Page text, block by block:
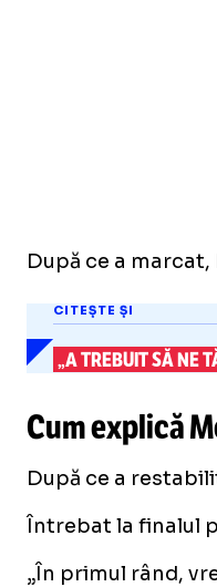
După ce a
CITEȘTE ȘI
„A TREBUIT SĂ NE
Cum explică
După ce a
Întrebat la finalul
„În primul rând,